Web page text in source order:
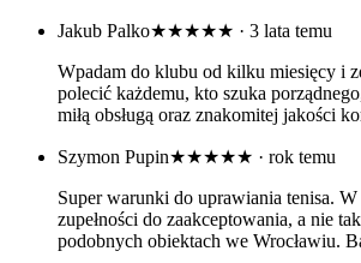
Jakub Palko★★★★★ · 3 lata temu
Wpadam do klubu od kilku miesięcy i
polecić każdemu, kto szuka
miłą obsługą oraz znakomitej jakości
Szymon Pupin★★★★★ · rok temu
Super warunki do uprawiania tenisa.
zupełności do zaakceptowania, a nie
podobnych obiektach we Wrocławiu.